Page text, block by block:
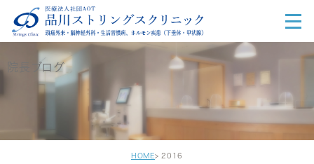
院長ブログ
HOME 2016